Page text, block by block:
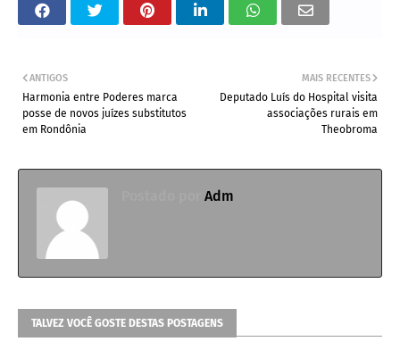
MAIS RECENTES
Deputado Luís do Hospital visita
associações rurais em
Theobroma
ANTIGOS
Harmonia entre Poderes marca
posse de novos juízes substitutos
em Rondônia
Adm
TALVEZ VOCÊ GOSTE DESTAS POSTAGENS